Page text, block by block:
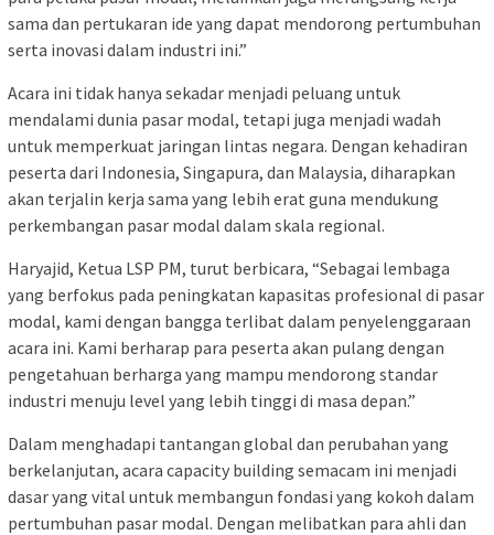
sama dan pertukaran ide yang dapat mendorong pertumbuhan
serta inovasi dalam industri ini.”
Acara ini tidak hanya sekadar menjadi peluang untuk
mendalami dunia pasar modal, tetapi juga menjadi wadah
untuk memperkuat jaringan lintas negara. Dengan kehadiran
peserta dari Indonesia, Singapura, dan Malaysia, diharapkan
akan terjalin kerja sama yang lebih erat guna mendukung
perkembangan pasar modal dalam skala regional.
Haryajid, Ketua LSP PM, turut berbicara, “Sebagai lembaga
yang berfokus pada peningkatan kapasitas profesional di pasar
modal, kami dengan bangga terlibat dalam penyelenggaraan
acara ini. Kami berharap para peserta akan pulang dengan
pengetahuan berharga yang mampu mendorong standar
industri menuju level yang lebih tinggi di masa depan.”
Dalam menghadapi tantangan global dan perubahan yang
berkelanjutan, acara capacity building semacam ini menjadi
dasar yang vital untuk membangun fondasi yang kokoh dalam
pertumbuhan pasar modal. Dengan melibatkan para ahli dan